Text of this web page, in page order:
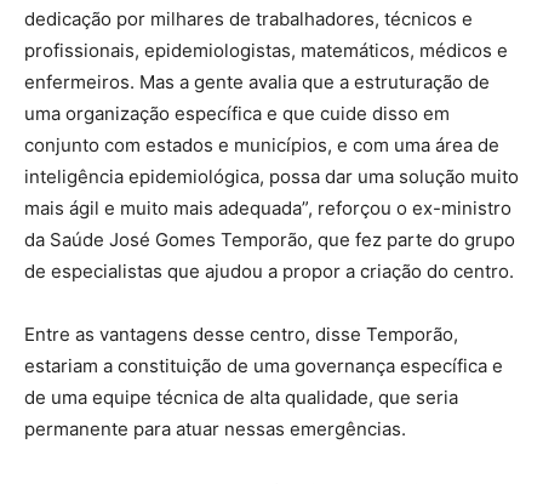
dedicação por milhares de trabalhadores, técnicos e
profissionais, epidemiologistas, matemáticos, médicos e
enfermeiros. Mas a gente avalia que a estruturação de
uma organização específica e que cuide disso em
conjunto com estados e municípios, e com uma área de
inteligência epidemiológica, possa dar uma solução muito
mais ágil e muito mais adequada”, reforçou o ex-ministro
da Saúde José Gomes Temporão, que fez parte do grupo
de especialistas que ajudou a propor a criação do centro.
Entre as vantagens desse centro, disse Temporão,
estariam a constituição de uma governança específica e
de uma equipe técnica de alta qualidade, que seria
permanente para atuar nessas emergências.